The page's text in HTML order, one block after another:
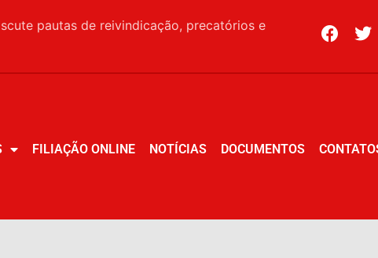
pautas de reivindicação, precatórios e
FILIAÇÃO ONLINE NOTÍCIAS DOCUMENTOS